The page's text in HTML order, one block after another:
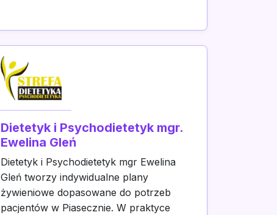
Dietetyk i Psychodietetyk mgr.
Ewelina Gleń
Dietetyk i Psychodietetyk mgr Ewelina
Gleń tworzy indywidualne plany
żywieniowe dopasowane do potrzeb
pacjentów w Piasecznie. W praktyce